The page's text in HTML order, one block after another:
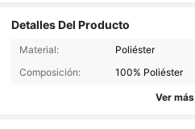
Detalles Del Producto
Material:
Poliéster
Composición:
100% Poliéster
Ver más
106 Seguidores